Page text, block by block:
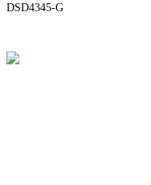
DSD4345-G